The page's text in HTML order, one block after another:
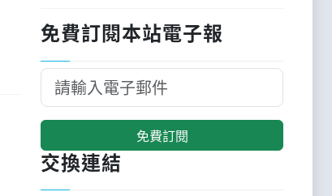
免費訂閱本站電子報
免費訂閱
交換連結